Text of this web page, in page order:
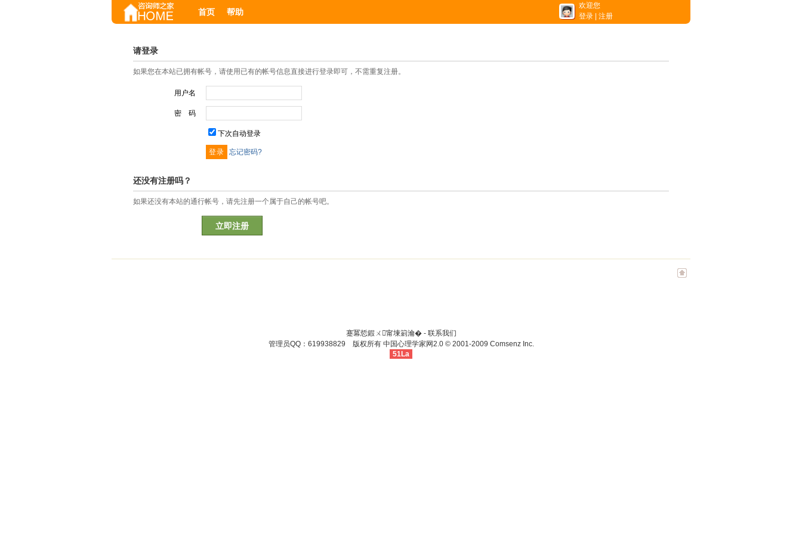
首页 帮助
欢迎您
登录
注册
请登录
如果您在本站已拥有帐号，请使用已有的帐号信息直接进行登录即可，不需重复注册。
用户名
密 码
下次自动登录
忘记密码?
还没有注册吗？
如果还没有本站的通行帐号，请先注册一个属于自己的帐号吧。
立即注册
蹇冪悊鍜ㄨ甯堜箣瀹� - 联系我们
管理员QQ：619938829 版权所有 中国心理学家网2.0© 2001-2009 Comsenz Inc.
51La